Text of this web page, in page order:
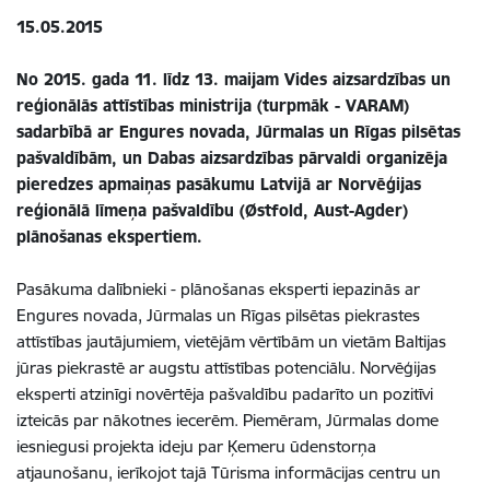
15.05.2015
No 2015. gada 11. līdz 13. maijam Vides aizsardzības un
reģionālās attīstības ministrija (turpmāk - VARAM)
sadarbībā ar Engures novada, Jūrmalas un Rīgas pilsētas
pašvaldībām, un Dabas aizsardzības pārvaldi organizēja
pieredzes apmaiņas pasākumu Latvijā ar Norvēģijas
reģionālā līmeņa pašvaldību (Østfold, Aust-Agder)
plānošanas ekspertiem.
Pasākuma dalībnieki - plānošanas eksperti iepazinās ar
Engures novada, Jūrmalas un Rīgas pilsētas piekrastes
attīstības jautājumiem, vietējām vērtībām un vietām Baltijas
jūras piekrastē ar augstu attīstības potenciālu. Norvēģijas
eksperti atzinīgi novērtēja pašvaldību padarīto un pozitīvi
izteicās par nākotnes iecerēm. Piemēram, Jūrmalas dome
iesniegusi projekta ideju par Ķemeru ūdenstorņa
atjaunošanu, ierīkojot tajā Tūrisma informācijas centru un